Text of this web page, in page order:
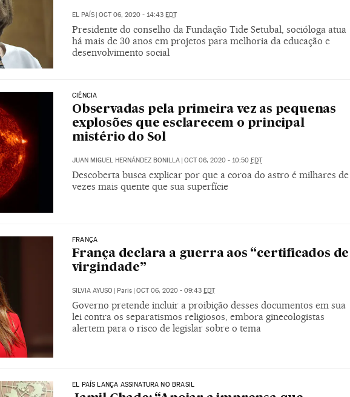
EL PAÍS OCT 06, 2020 - 14:43 EDT
Presidente do conselho da Fundação Tide Setubal, socióloga atua
há mais de 30 anos em projetos para melhoria da educação e
desenvolvimento social
CIÊNCIA
Observadas pela primeira vez as pequenas
explosões que esclarecem o principal
mistério do Sol
JUAN MIGUEL HERNÁNDEZ BONILLA | OCT 06, 2020 - 10:50 EDT
Descoberta busca explicar por que a coroa do astro é milhares de
vezes mais quente que sua superfície
FRANÇA
França declara a guerra aos “certificados de
virgindade”
SILVIA AYUSO Paris OCT 06, 2020 - 09:43 EDT
Governo pretende incluir a proibição desses documentos em sua
lei contra os separatismos religiosos, embora ginecologistas
alertem para o risco de legislar sobre o tema
EL PAÍS LANÇA ASSINATURA NO BRASIL